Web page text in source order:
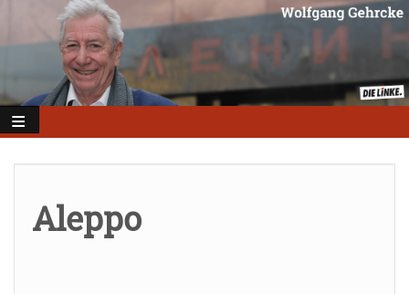
Inhalt
Aleppo